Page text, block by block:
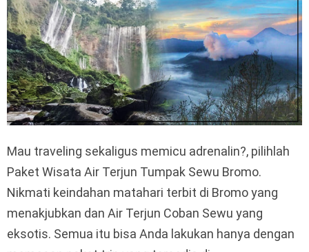
Mau traveling sekaligus memicu adrenalin?, pilihlah
Paket Wisata Air Terjun Tumpak Sewu Bromo.
Nikmati keindahan matahari terbit di Bromo yang
menakjubkan dan Air Terjun Coban Sewu yang
eksotis. Semua itu bisa Anda lakukan hanya dengan